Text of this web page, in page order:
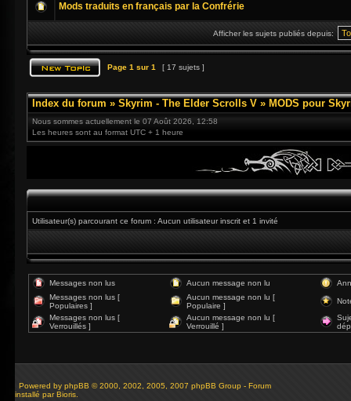
Mods traduits en français par la Confrérie
Afficher les sujets publiés depuis:
Page 1 sur 1 [ 17 sujets ]
Index du forum » Skyrim - The Elder Scrolls V » MODS pour
Nous sommes actuellement le 07 Août 2026, 12:58
Les heures sont au format UTC + 1 heure
Utilisateur(s) parcourant ce forum : Aucun utilisateur inscrit et 1 invité
Messages non lus Aucun message non lu
Messages non lus [
Populaires ]
Aucun message non lu [
Populaire ]
Messages non lus [
Verrouillés ]
Aucun message non lu [
Verrouillé ]
Powered by phpBB © 2000, 2002, 2005, 2007 phpBB Group - Forum
installé par Bioris.